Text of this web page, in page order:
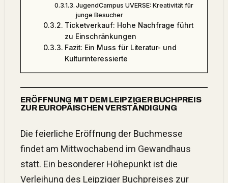
JugendCampus UVERSE: Kreativität für
junge Besucher
Ticketverkauf: Hohe Nachfrage führt
zu Einschränkungen
Fazit: Ein Muss für Literatur- und
Kulturinteressierte
ERÖFFNUNG MIT DEM LEIPZIGER BUCHPREIS
ZUR EUROPÄISCHEN VERSTÄNDIGUNG
Die feierliche Eröffnung der Buchmesse
findet am Mittwochabend im Gewandhaus
statt. Ein besonderer Höhepunkt ist die
Verleihung des Leipziger Buchpreises zur